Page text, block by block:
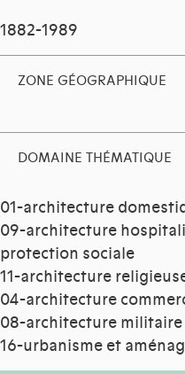
1882-1989
ZONE GÉOGRAPHIQUE
DOMAINE THÉMATIQUE
01-architecture
09-architecture
protection sociale
11-architecture
04-architecture
08-architecture militaire
16-urbanisme et